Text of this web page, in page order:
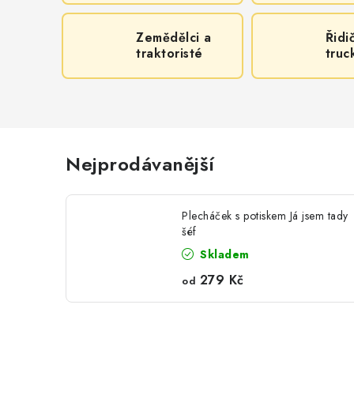
Zemědělci a
traktoristé
Nejprodávanější
Plecháček s potiskem Já jsem tady
šéf
Skladem
od 279 Kč